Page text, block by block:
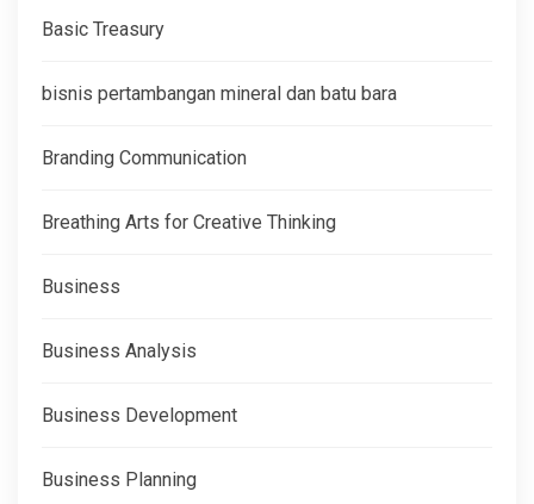
Basic Treasury
bisnis pertambangan mineral dan batu bara
Branding Communication
Breathing Arts for Creative Thinking
Business
Business Analysis
Business Development
Business Planning